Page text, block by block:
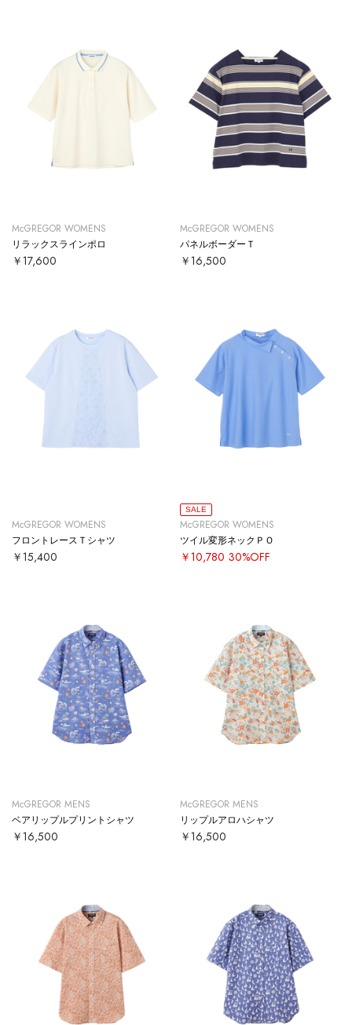
McGREGOR WOMENS
リラックスラインポロ
￥17,600
McGREGOR WOMENS
パネルボーダーＴ
￥16,500
McGREGOR WOMENS
フロントレースＴシャツ
￥15,400
SALE
McGREGOR WOMENS
ツイル変形ネックＰＯ
￥10,780 30%OFF
McGREGOR MENS
ベアリップルプリントシャツ
￥16,500
McGREGOR MENS
リップルアロハシャツ
￥16,500